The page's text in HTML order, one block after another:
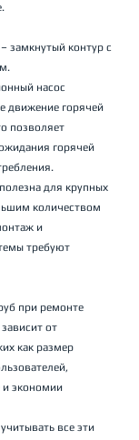
замкнутый контур с
насос
движение горячей
позволяет
горячей
для крупных
количеством
и
требуют
при ремонте
от
как размер
и экономии
все эти